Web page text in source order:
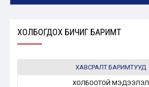
ХОЛБОГДОХ БИЧИГ БАРИМТ
ХАВСРАЛТ БАРИМТУУД
ХОЛБООТОЙ МЭДЭЭЛЭЛ